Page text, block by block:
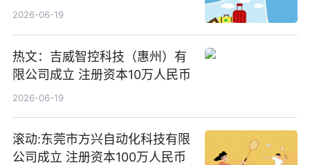
2026-06-19
热文：吉威智控科技（惠州）有
限公司成立 注册资本10万人民币
2026-06-19
滚动:东莞市方兴自动化科技有限
公司成立 注册资本100万人民币